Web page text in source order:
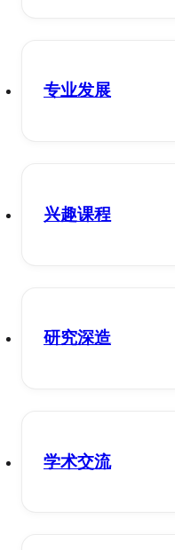
专业发展
兴趣课程
研究深造
学术交流